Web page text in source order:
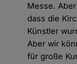
Messe.
dass die
Künstler
Aber wir
für große